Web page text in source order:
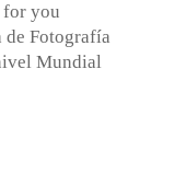
for you
de Fotografía
Mundial